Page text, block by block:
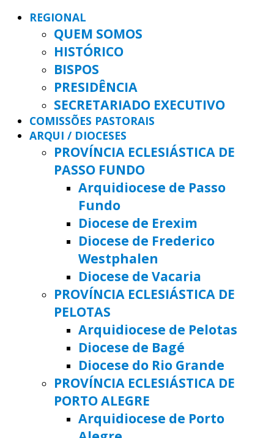
REGIONAL
QUEM SOMOS
HISTÓRICO
BISPOS
PRESIDÊNCIA
SECRETARIADO EXECUTIVO
COMISSÕES PASTORAIS
ARQUI / DIOCESES
PROVÍNCIA ECLESIÁSTICA DE
PASSO FUNDO
Arquidiocese de Passo
Fundo
Diocese de Erexim
Diocese de Frederico
Westphalen
Diocese de Vacaria
PROVÍNCIA ECLESIÁSTICA DE
PELOTAS
Arquidiocese de Pelotas
Diocese de Bagé
Diocese do Rio Grande
PROVÍNCIA ECLESIÁSTICA DE
PORTO ALEGRE
Arquidiocese de Porto